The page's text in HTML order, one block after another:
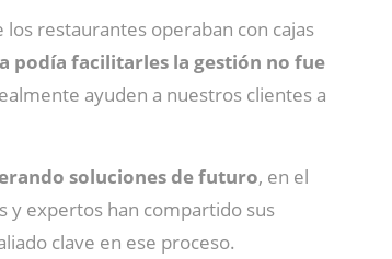
restaurantes operaban con cajas
podía facilitarles la gestión no fue
ayuden a nuestros clientes a
soluciones de futuro, en el
y expertos han compartido sus
clave en ese proceso.